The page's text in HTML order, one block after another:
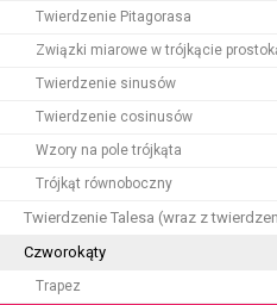
Twierdzenie Pitagorasa
Związki miarowe w trójkącie
Twierdzenie sinusów
Twierdzenie cosinusów
Wzory na pole trójkąta
Trójkąt równoboczny
Twierdzenie Talesa (wraz z
Czworokąty
Trapez